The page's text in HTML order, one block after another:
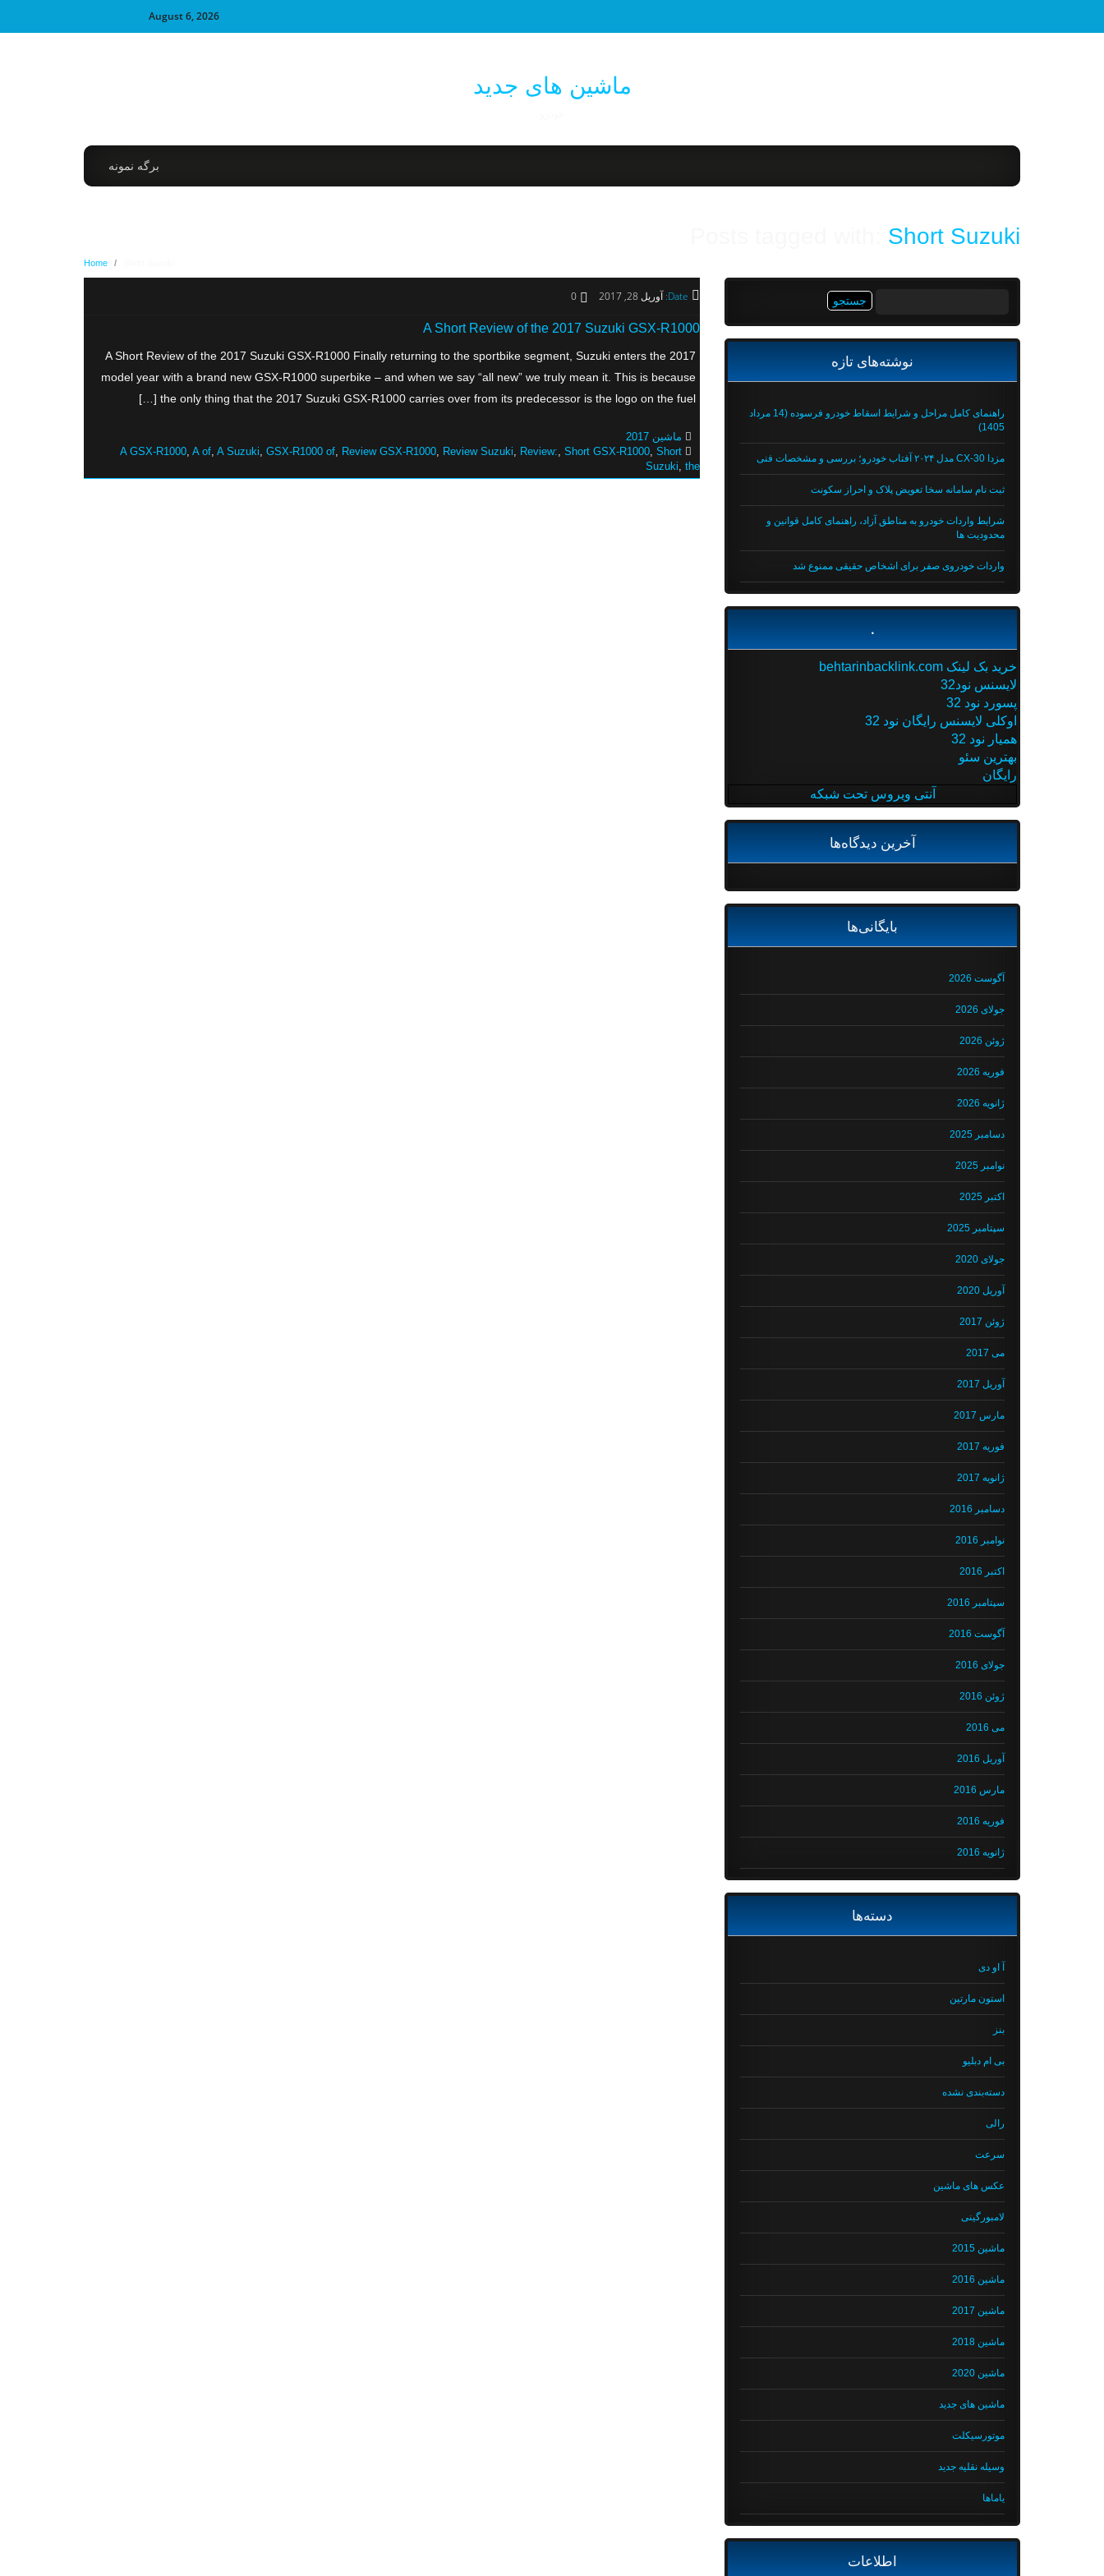
August 6, 2026
ماشین های جدید
برگه نمونه
Short Suzuki
Home /
Date: آوریل 28, 2017 0
A Short Review of the 2017 Suzuki GSX-R1000
A Short Review of the 2017 Suzuki GSX-R1000 Finally returning to the sportbike segment, Suzuki enters the 2017
model year with a brand new GSX-R1000 superbike – and when we say “all new” we truly mean it. This is because
the only thing that the 2017 Suzuki GSX-R1000 carries over from its predecessor is the logo on the fuel […]
ماشین 2017
A GSX-R1000 A of A Suzuki GSX-R1000 of Review GSX-R1000 Review Suzuki Review: Short GSX-R1000 Short
Suzuki the
نوشته‌های تازه
راهنمای کامل مراحل و شرایط اسقاط خودرو فرسوده (14 مرداد
1405)
مزدا CX-30 مدل ۲۰۲۴ آفتاب خودرو؛ بررسی و مشخصات فنی
ثبت نام سامانه سخا تعویض پلاک و احراز سکونت
شرایط واردات خودرو به مناطق آزاد، راهنمای کامل قوانین و
محدودیت ها
واردات خودروی صفر برای اشخاص حقیقی ممنوع شد
.
خرید بک لینک behtarinbacklink.com
لایسنس نود32
پسورد نود 32
اوکلی لایسنس رایگان نود 32
همیار نود 32
بهترین سئو
رایگان
آنتی ویروس تحت شبکه
آخرین دیدگاه‌ها
بایگانی‌ها
آگوست 2026
جولای 2026
ژوئن 2026
فوریه 2026
ژانویه 2026
دسامبر 2025
نوامبر 2025
اکتبر 2025
سپتامبر 2025
جولای 2020
آوریل 2020
ژوئن 2017
می 2017
آوریل 2017
مارس 2017
فوریه 2017
ژانویه 2017
دسامبر 2016
نوامبر 2016
اکتبر 2016
سپتامبر 2016
آگوست 2016
جولای 2016
ژوئن 2016
می 2016
آوریل 2016
مارس 2016
فوریه 2016
ژانویه 2016
دسته‌ها
آ او دی
استون مارتین
بنز
بی ام دبلیو
دسته‌بندی نشده
رالی
سرعت
عکس های ماشین
لامبورگینی
ماشین 2015
ماشین 2016
ماشین 2017
ماشین 2018
ماشین 2020
ماشین های جدید
موتورسیکلت
وسیله نقلیه جدید
یاماها
اطلاعات